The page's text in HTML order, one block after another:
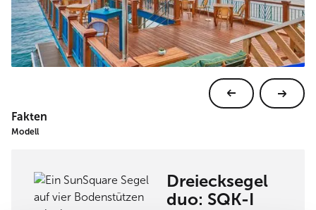
Fakten
Modell
Dreiecksegel
duo: SQK-I